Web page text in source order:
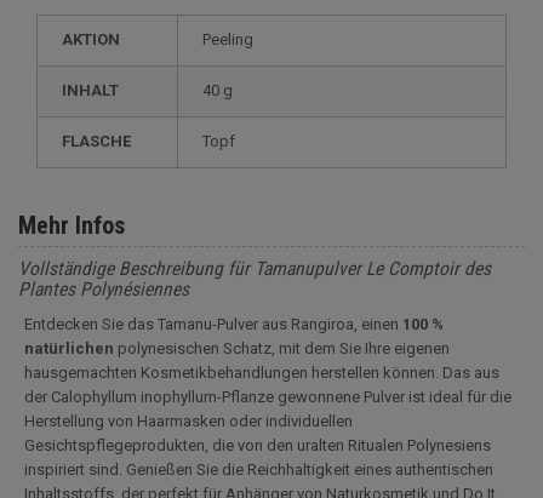
AKTION Peeling
INHALT 40 g
FLASCHE Topf
Mehr Infos
Vollständige Beschreibung für Tamanupulver Le Comptoir des
Plantes Polynésiennes
Entdecken Sie das Tamanu-Pulver aus Rangiroa, einen 100 %
natürlichen polynesischen Schatz, mit dem Sie Ihre eigenen
hausgemachten Kosmetikbehandlungen herstellen können. Das aus
der Calophyllum inophyllum-Pflanze gewonnene Pulver ist ideal für die
Herstellung von Haarmasken oder individuellen
Gesichtspflegeprodukten, die von den uralten Ritualen Polynesiens
inspiriert sind. Genießen Sie die Reichhaltigkeit eines authentischen
Inhaltsstoffs, der perfekt für Anhänger von Naturkosmetik und Do It